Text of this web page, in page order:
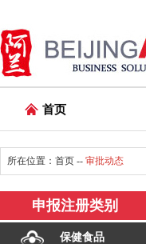
首页
所在位置： 首页 -- 审批动态
申报注册类别
保健食品